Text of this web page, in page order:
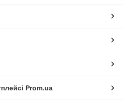
Prom.ua